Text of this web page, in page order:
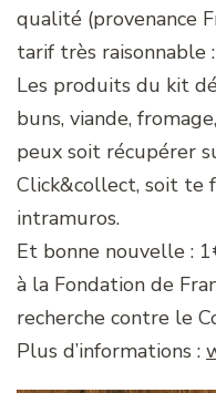
qualité (provenance
tarif très raisonnable
Les produits du kit
buns, viande,
peux soit récupérer
Click&collect, soit te
intramuros.
Et bonne nouvelle :
à la Fondation de
recherche contre le
Plus d’informations :